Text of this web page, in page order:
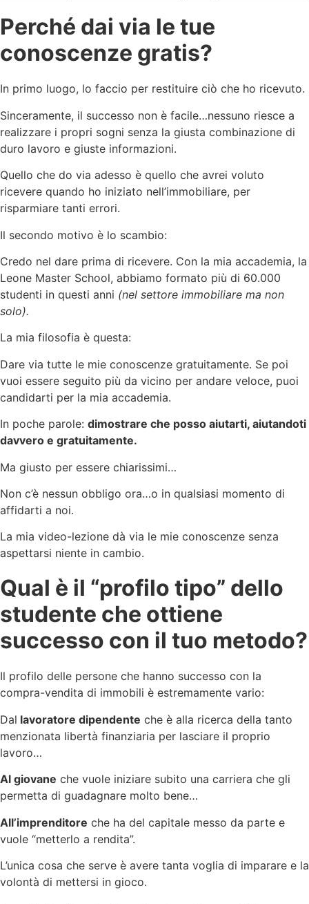
Perché dai via le tue
conoscenze gratis?
In primo luogo, lo faccio per restituire ciò che ho ricevuto.
Sinceramente, il successo non è facile…nessuno riesce a
realizzare i propri sogni senza la giusta combinazione di
duro lavoro e giuste informazioni.
Quello che do via adesso è quello che avrei voluto
ricevere quando ho iniziato nell’immobiliare, per
risparmiare tanti errori.
Il secondo motivo è lo scambio:
Credo nel dare prima di ricevere. Con la mia accademia, la
Leone Master School, abbiamo formato più di 60.000
studenti in questi anni (nel settore immobiliare ma non
solo).
La mia filosofia è questa:
Dare via tutte le mie conoscenze gratuitamente. Se poi
vuoi essere seguito più da vicino per andare veloce, puoi
candidarti per la mia accademia.
In poche parole: dimostrare che posso aiutarti, aiutandoti
davvero e gratuitamente.
Ma giusto per essere chiarissimi…
Non c’è nessun obbligo ora…o in qualsiasi momento di
affidarti a noi.
La mia video-lezione dà via le mie conoscenze senza
aspettarsi niente in cambio.
Qual è il “profilo tipo” dello
studente che ottiene
successo con il tuo metodo?
Il profilo delle persone che hanno successo con la
compra-vendita di immobili è estremamente vario:
Dal lavoratore dipendente che è alla ricerca della tanto
menzionata libertà finanziaria per lasciare il proprio
lavoro…
Al giovane che vuole iniziare subito una carriera che gli
permetta di guadagnare molto bene…
All’imprenditore che ha del capitale messo da parte e
vuole “metterlo a rendita”.
L’unica cosa che serve è avere tanta voglia di imparare e la
volontà di mettersi in gioco.